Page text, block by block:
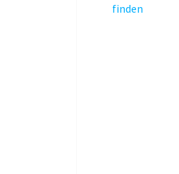
finden